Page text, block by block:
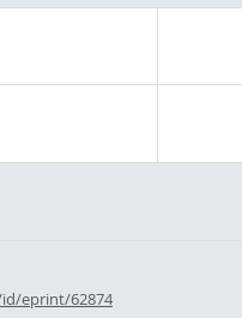
eprint/62874